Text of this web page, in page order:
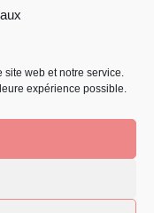
site web et notre service.
expérience possible.